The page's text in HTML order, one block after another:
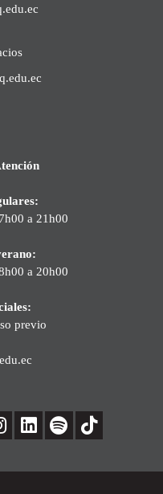
a 21h00
a 20h00
previo